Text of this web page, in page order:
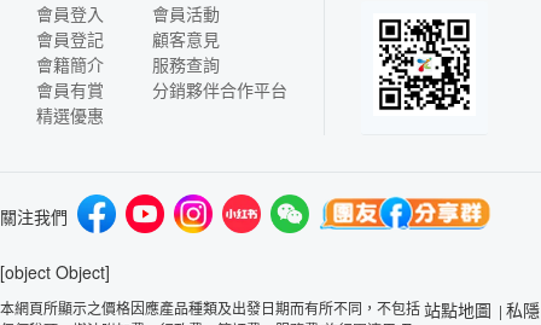
會員登入
會員登記
會籍簡介
會員有賞
精選優惠
會員活動
顧客意見
服務查詢
分銷夥伴合作平台
關注我們
[object Object]
本網頁所顯示之價格因應產品種類及出發日期而有所不同，不包括站點地圖 | 私隱